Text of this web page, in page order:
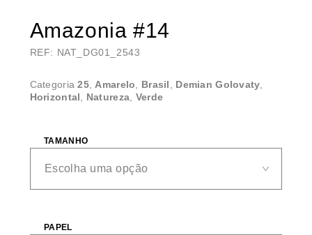
Amazonia #14
REF: NAT_DG01_2543
Categoria25, Amarelo Brasil Demian Golovaty
Horizontal
Natureza Verde
TAMANHO
PAPEL